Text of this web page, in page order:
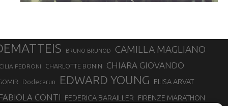
BRUNO BRUNOD CAMILLA MAGLIANO
PEDRONI CHARLOTTE BONIN CHIARA GIOVANDO
Dodecarun EDWARD YOUNG ELISA ARVAT
FABIOLA CONTI FEDERICA BARAILLER FIRENZE MARATHON